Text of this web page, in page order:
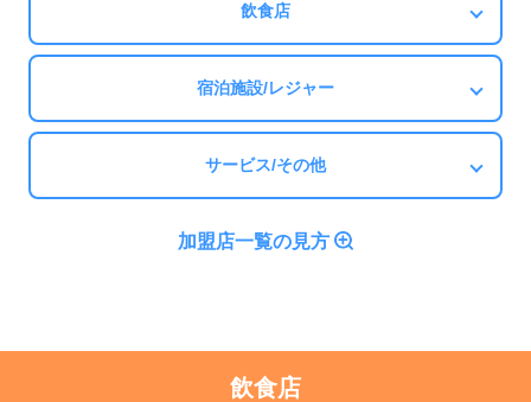
飲食店
宿泊施設/レジャー
サービス/その他
加盟店一覧の見方
飲食店